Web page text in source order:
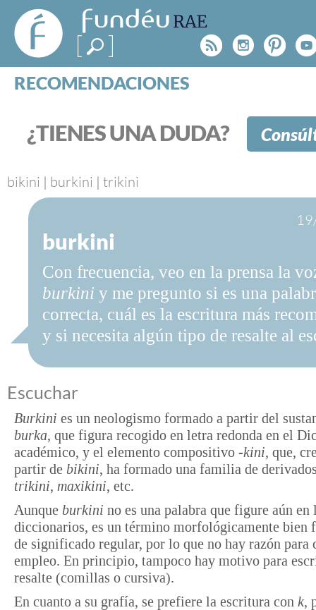
FundéuRAE
- Fundación
del Español
Urgente
Rss
RECOMENDACIONES
CATEGORÍAS
ESPECIALES
BLOG
NOTICIAS
SOBRE LA FUNDÉURAE
FundéuRAE es una fundación patrocinada por la
el buen uso del español en los medios de
Internet.
¿TIENES UNA DUDA?
bikini | burkini | trikini
burkini
Con frecuencia, veo en la prensa la
burkini y me pregunto si es una
correcta, cuál es la escritura más
y si necesita algún tipo de resalte al
Escuchar
Burkini es un neologismo formado a partir del
burka, que figura recogido en letra redonda en el
académico, y el elemento compositivo -kini, que,
partir de bikini, ha formado una familia de
trikini, maxikini, etc.
Aunque burkini no es una palabra que figure aún en
diccionarios, es un término morfológicamente bien
de significado regular, por lo que no hay razón para
empleo. En principio, tampoco hay motivo para
resalte (comillas o cursiva).
En cuanto a su grafía, se prefiere la escritura con k,